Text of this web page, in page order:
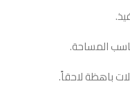
المساحة.
باهظة لاحقاً.